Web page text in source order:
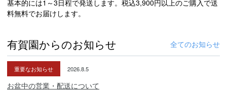
基本的には1～3日程で発送します。税込3,900円以上のご購入で送
料無料でお届けします。
有賀園からのお知らせ 全てのお知らせ
重要なお知らせ 2026.8.5
お盆中の営業・配送について